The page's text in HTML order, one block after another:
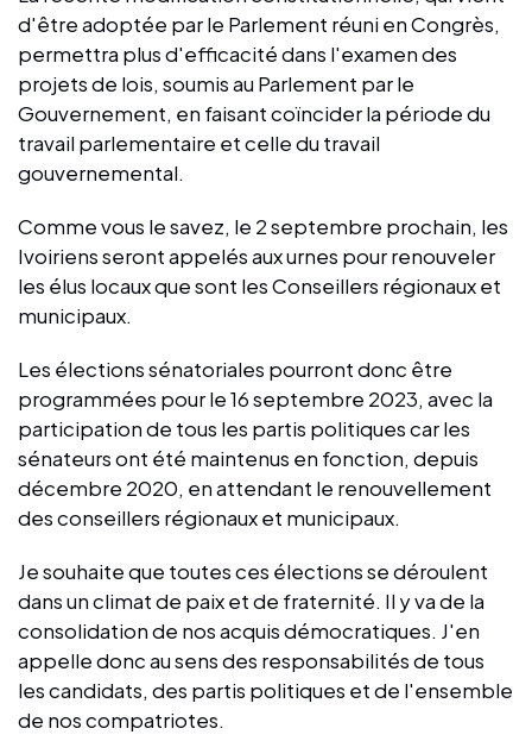
d'être adoptée par le Parlement réuni en Congrès,
permettra plus d'efficacité dans l'examen des
projets de lois, soumis au Parlement par le
Gouvernement, en faisant coïncider la période du
travail parlementaire et celle du travail
gouvernemental.
Comme vous le savez, le 2 septembre prochain, les
Ivoiriens seront appelés aux urnes pour renouveler
les élus locaux que sont les Conseillers régionaux et
municipaux.
Les élections sénatoriales pourront donc être
programmées pour le 16 septembre 2023, avec la
participation de tous les partis politiques car les
sénateurs ont été maintenus en fonction, depuis
décembre 2020, en attendant le renouvellement
des conseillers régionaux et municipaux.
Je souhaite que toutes ces élections se déroulent
dans un climat de paix et de fraternité. Il y va de la
consolidation de nos acquis démocratiques. J'en
appelle donc au sens des responsabilités de tous
les candidats, des partis politiques et de l'ensemble
de nos compatriotes.